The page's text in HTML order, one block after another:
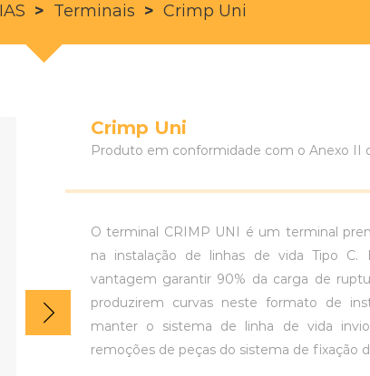
> Terminais > Crimp Uni
Crimp Uni
Produto em conformidade com o Anexo II
O terminal CRIMP UNI é um terminal
na instalação de linhas de vida Tipo
vantagem garantir 90% da carga de
produzirem curvas neste formato de
manter o sistema de linha de vida
remoções de peças do sistema de fixação